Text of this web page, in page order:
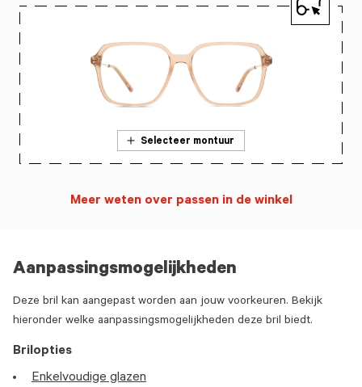
Aanpassingsmogelijkheden
Deze bril kan aangepast worden aan jouw voorkeuren. Bekijk
hieronder welke aanpassingsmogelijkheden deze bril biedt.
Brilopties
Enkelvoudige glazen
Selecteer montuur
Meer weten over passen in de winkel